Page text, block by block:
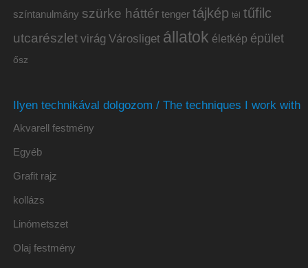
színtanulmány szürke háttér tenger tájkép tél tűfilc
utcarészlet virág Városliget állatok életkép épület
ősz
Ilyen technikával dolgozom / The techniques I work with
Akvarell festmény
Egyéb
Grafit rajz
kollázs
Linómetszet
Olaj festmény